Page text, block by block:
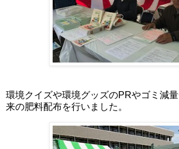
環境クイズや環境グッズのPRやゴミ減
来の肥料配布を行いました。